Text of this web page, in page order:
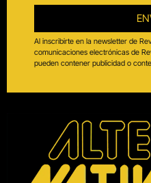
Al inscribirte en la newsletter de
comunicaciones electrónicas de
pueden contener publicidad o